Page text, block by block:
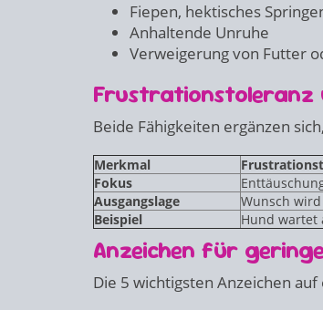
Fiepen, hektisches
Anhaltende Unruhe
Verweigerung von Futter
Frustrationstoleranz
Beide Fähigkeiten ergänzen
Merkmal
Fokus
Ausgangslage
Wunsch
Beispiel
Hund wartet
Anzeichen für
Die 5 wichtigsten Anzeichen auf